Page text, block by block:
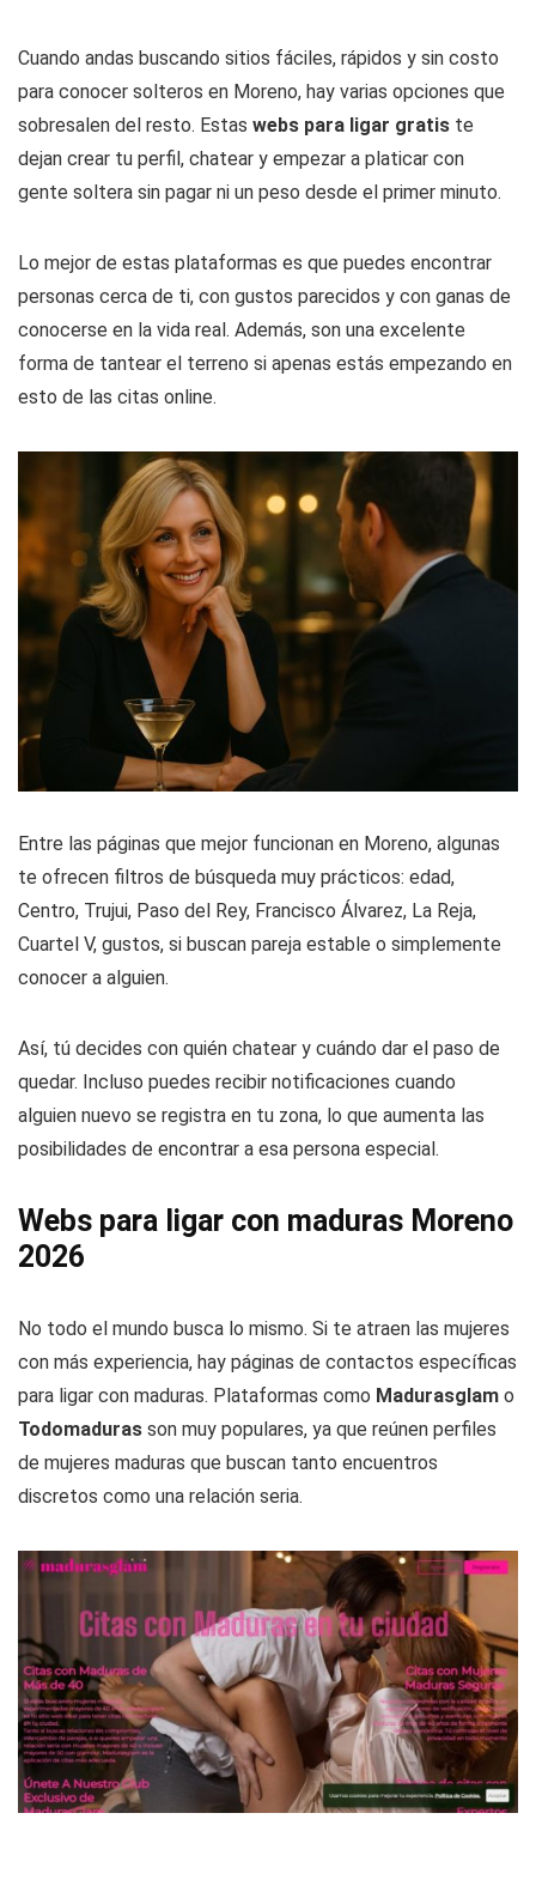
Cuando andas buscando sitios fáciles, rápidos y sin costo
para conocer solteros en Moreno, hay varias opciones que
sobresalen del resto. Estas webs para ligar gratis te
dejan crear tu perfil, chatear y empezar a platicar con
gente soltera sin pagar ni un peso desde el primer minuto.
Lo mejor de estas plataformas es que puedes encontrar
personas cerca de ti, con gustos parecidos y con ganas de
conocerse en la vida real. Además, son una excelente
forma de tantear el terreno si apenas estás empezando en
esto de las citas online.
Entre las páginas que mejor funcionan en Moreno, algunas
te ofrecen filtros de búsqueda muy prácticos: edad,
Centro, Trujui, Paso del Rey, Francisco Álvarez, La Reja,
Cuartel V, gustos, si buscan pareja estable o simplemente
conocer a alguien.
Así, tú decides con quién chatear y cuándo dar el paso de
quedar. Incluso puedes recibir notificaciones cuando
alguien nuevo se registra en tu zona, lo que aumenta las
posibilidades de encontrar a esa persona especial.
Webs para ligar con maduras Moreno
2026
No todo el mundo busca lo mismo. Si te atraen las mujeres
con más experiencia, hay páginas de contactos específicas
para ligar con maduras. Plataformas como Madurasglam o
Todomaduras son muy populares, ya que reúnen perfiles
de mujeres maduras que buscan tanto encuentros
discretos como una relación seria.